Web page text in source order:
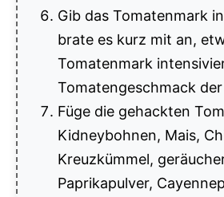
Gib das Tomatenmark
brate es kurz mit an,
Tomatenmark
Tomatengeschmack der
Füge die gehackten
Kidneybohnen, Mais,
Kreuzkümmel,
Paprikapulver,